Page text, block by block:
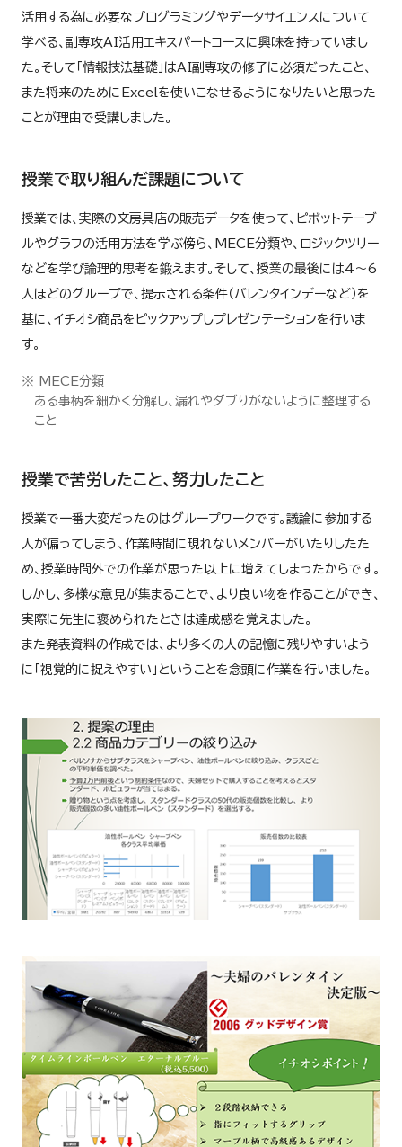
活用する為に必要なプログラミングやデータサイエンスについて
学べる、副専攻AI活用エキスパートコースに興味を持っていまし
た。そして「情報技法基礎」はAI副専攻の修了に必須だったこと、
また将来のためにExcelを使いこなせるようになりたいと思った
ことが理由で受講しました。
授業で取り組んだ課題について
授業では、実際の文房具店の販売データを使って、ピボットテーブ
ルやグラフの活用方法を学ぶ傍ら、MECE分類や、ロジックツリー
などを学び論理的思考を鍛えます。そして、授業の最後には4～6
人ほどのグループで、提示される条件（バレンタインデーなど）を
基に、イチオシ商品をピックアップしプレゼンテーションを行いま
す。
※ MECE分類
ある事柄を細かく分解し、漏れやダブりがないように整理する
こと
授業で苦労したこと、努力したこと
授業で一番大変だったのはグループワークです。議論に参加する
人が偏ってしまう、作業時間に現れないメンバーがいたりしたた
め、授業時間外での作業が思った以上に増えてしまったからです。
しかし、多様な意見が集まることで、より良い物を作ることができ、
実際に先生に褒められたときは達成感を覚えました。
また発表資料の作成では、より多くの人の記憶に残りやすいよう
に「視覚的に捉えやすい」ということを念頭に作業を行いました。